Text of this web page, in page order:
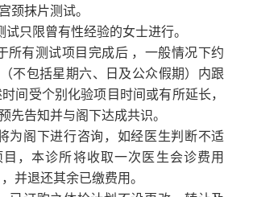
颈抹片测试。
试只限曾有性经验的女士进行。
所有测试项目完成后 ，一般情况下约
不包括星期六、日及公众假期）内跟
间受个别化验项目时间或有所延长，
先告知并与阁下达成共识。
为阁下进行咨询，如经医生判断不适
，本诊所将收取一次医生会诊费用
并退还其余已缴费用。